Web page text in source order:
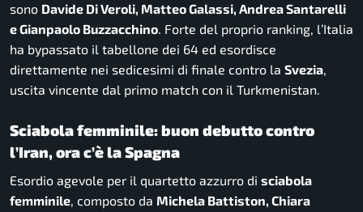
sono Davide Di Veroli, Matteo Galassi, Andrea Santarelli
e Gianpaolo Buzzacchino . Forte del proprio ranking, l’Italia
ha bypassato il tabellone dei 64 ed esordisce
direttamente nei sedicesimi di finale contro la Svezia
uscita vincente dal primo match con il Turkmenistan.
Sciabola femminile: buon debutto contro
l’Iran, ora c’è la Spagna
Esordio agevole per il quartetto azzurro di sciabola
femminile, composto da Michela Battiston, Chiara